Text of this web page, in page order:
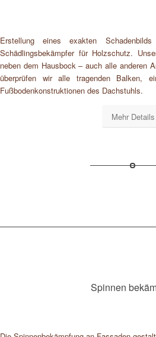
Erstellung eines exakten
Schädlingsbekämpfer für Holzschutz.
neben dem Hausbock – auch alle anderen
überprüfen wir alle tragenden Balken,
Fußbodenkonstruktionen des Dachstuhls.
Mehr Details
Spinnen